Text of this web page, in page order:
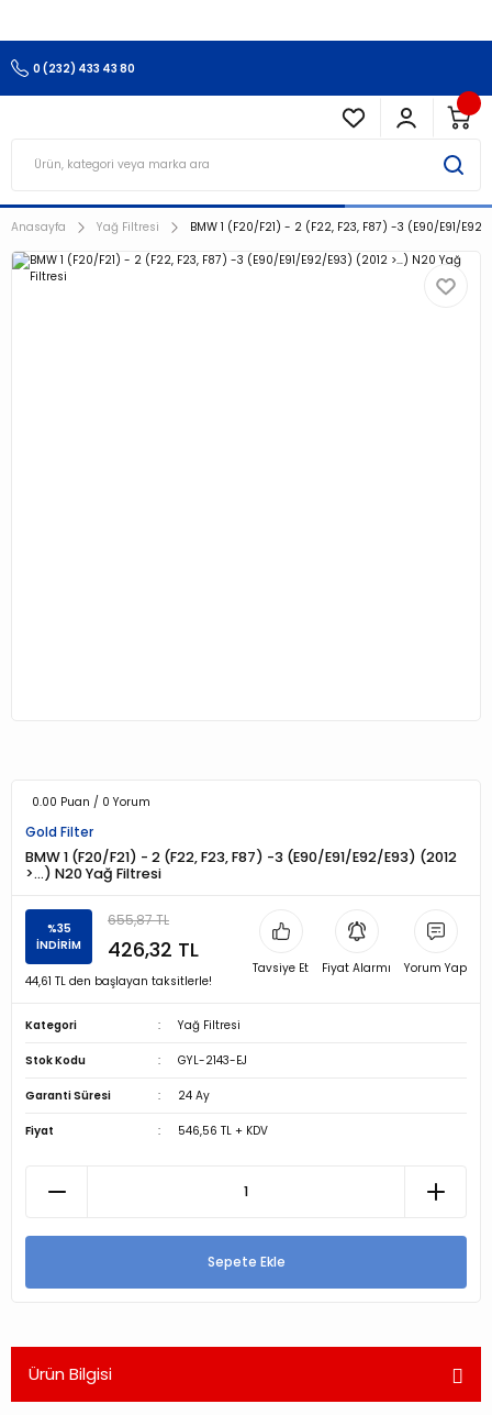
0 (232) 433 43 80
Anasayfa Yağ Filtresi BMW 1 (F20/F21) - 2 (F22, F23, F87) -3 (E90/E91/
0.00 Puan / 0 Yorum
Gold Filter
BMW 1 (F20/F21) - 2 (F22, F23, F87) -3 (E90/E91/E92/E93) (2012
>…) N20 Yağ Filtresi
%35
İNDİRİM
655,87 TL
426,32 TL
44,61 TL den başlayan taksitlerle!
Tavsiye Et Fiyat Alarmı Yorum Yap
Kategori Yağ Filtresi
Stok Kodu GYL-2143-EJ
Garanti Süresi 24 Ay
Fiyat 546,56 TL + KDV
Sepete Ekle
Ürün Bilgisi